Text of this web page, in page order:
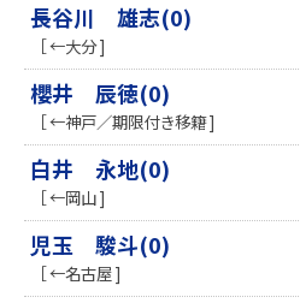
長谷川 雄志(0)
［ ←大分 ]
櫻井 辰徳(0)
［ ←神戸／期限付き移籍 ]
白井 永地(0)
［ ←岡山 ]
児玉 駿斗(0)
［ ←名古屋 ]